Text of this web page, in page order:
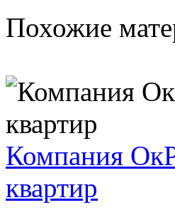
Похожие
Компания
квартир